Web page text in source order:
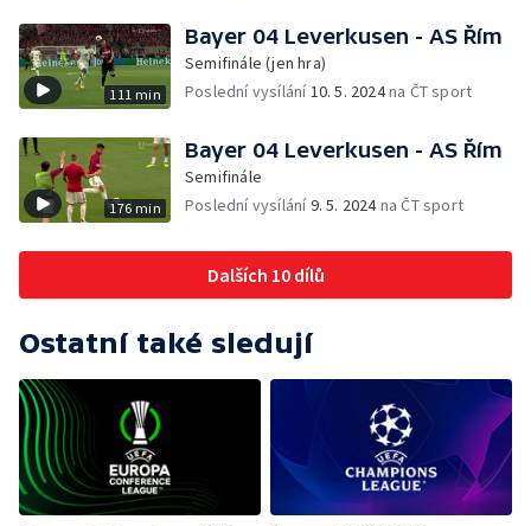
111 min
Bayer 04 Leverkusen - AS Řím
Semifinále (jen hra)
Poslední vysílání10. 5. 2024na ČT sport
176 min
Bayer 04 Leverkusen - AS Řím
Semifinále
Poslední vysílání9. 5. 2024na ČT sport
Dalších 10 dílů
Ostatní také sledují